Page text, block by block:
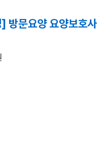
문요양 요양보호사